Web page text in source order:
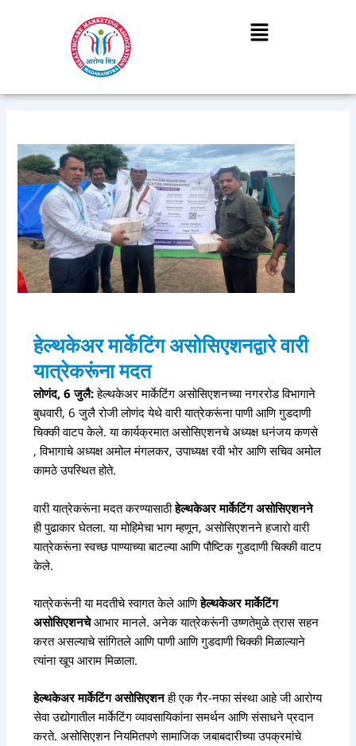
हेल्थकेअर मार्केटिंग असोसिएशनद्वारे वारी
यात्रेकरूंना मदत
लोणंद, 6 जुलै:हेल्थकेअर मार्केटिंग असोसिएशनच्या नगररोड विभागाने
बुधवारी, 6 जुलै रोजी लोणंद येथे वारी यात्रेकरूंना पाणी आणि गुडदाणी
चिक्की वाटप केले. या कार्यक्रमात असोसिएशनचे अध्यक्ष धनंजय कणसे
, विभागाचे अध्यक्ष अमोल मंगलकर, उपाध्यक्ष रवी भोर आणि सचिव अमोल
कामठे उपस्थित होते.
वारी यात्रेकरूंना मदत करण्यासाठीहेल्थकेअर मार्केटिंग असोसिएशनने
ही पुढाकार घेतला. या मोहिमेचा भाग म्हणून, असोसिएशनने हजारो वारी
यात्रेकरूंना स्वच्छ पाण्याच्या बाटल्या आणि पौष्टिक गुडदाणी चिक्की वाटप
केले.
यात्रेकरूंनी या मदतीचे स्वागत केले आणिहेल्थकेअर मार्केटिंग
असोसिएशनचेआभार मानले. अनेक यात्रेकरूंनी उष्णतेमुळे त्रास सहन
करत असल्याचे सांगितले आणि पाणी आणि गुडदाणी चिक्की मिळाल्याने
त्यांना खूप आराम मिळाला.
हेल्थकेअर मार्केटिंग असोसिएशनही एक गैर-नफा संस्था आहे जी आरोग्य
सेवा उद्योगातील मार्केटिंग व्यावसायिकांना समर्थन आणि संसाधने प्रदान
करते. असोसिएशन नियमितपणे सामाजिक जबाबदारीच्या उपक्रमांचे